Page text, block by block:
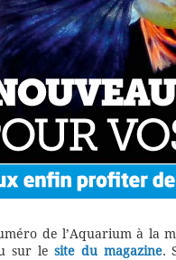
de l’Aquarium à la
sur lesite du magazine.